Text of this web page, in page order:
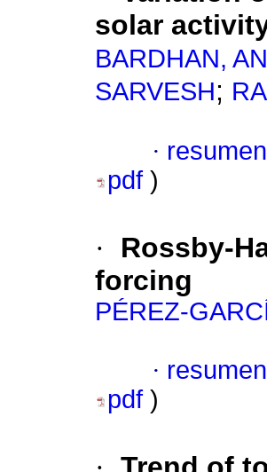
solar
BARDHAN,
SARVESH;
·
pdf )
·
Rossby-
forcing
PÉREZ-
·
pdf )